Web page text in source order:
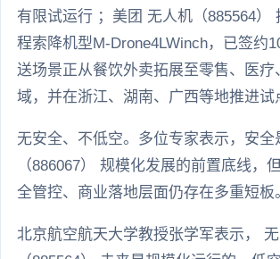
有限试运行 ；美团 无人机（885564）
程索降机型M-Drone4LWinch，已签约
送场景正从餐饮外卖拓展至零售、医疗
域，并在浙江、湖南、广西等地推进试
无安全、不低空。多位专家表示，安全
（886067） 规模化发展的前置底线，
全管控、商业落地层面仍存在多重短板
北京航空航天大学教授张学军表示，